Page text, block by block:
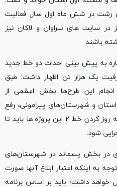
رشت در شش ماه اول سال فعالیت
در سایت های سراوان و لاکان نیز
باشند.
به پیش بینی احداث دو خط جدید
یک هزار تن اظهار داشت: طبق
انجام این طرح‌ها بخش اعظمی از
و شهرستان‌های پیرامونی، رفع
خواهد شد ضمن آنکه بهسازی و به روز کردن خط ۲ این پروژه ها باید تا
شود.
در بخش پسماند در شهرستان‌های
به اینکه اعتبار ابلاغ آنها صورت
داشت؛ باید بر اساس برنامه‌